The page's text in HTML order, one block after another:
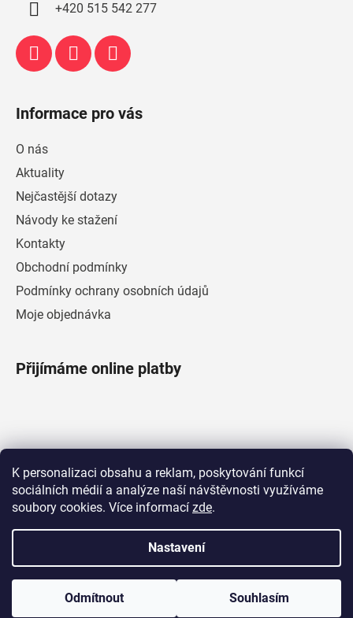
K personalizaci obsahu a reklam, poskytování funkcí
sociálních médií a analýze naší návštěvnosti využíváme
soubory cookies. Více informací zde.
Nastavení
Odmítnout Souhlasím
+420 515 542 277
Informace pro vás
O nás
Aktuality
Nejčastější dotazy
Návody ke stažení
Kontakty
Obchodní podmínky
Podmínky ochrany osobních údajů
Moje objednávka
Přijímáme online platby
Facebook
Vytvořil Shoptet|Upravila Shopea.cz
Copyright 2026AURATON
. Všechna práva vyhrazena.